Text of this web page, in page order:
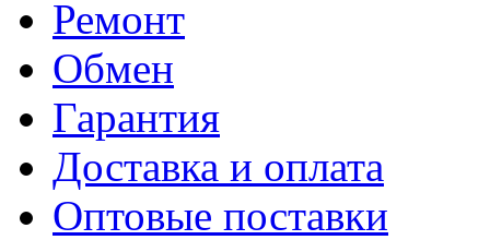
Ремонт
Обмен
Гарантия
Доставка и оплата
Оптовые поставки